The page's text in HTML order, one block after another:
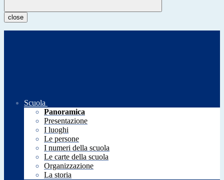
close
Scuola
Panoramica
Presentazione
I luoghi
Le persone
I numeri della scuola
Le carte della scuola
Organizzazione
La storia